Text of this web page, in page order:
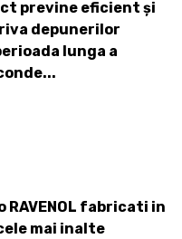
previne eficient și
depunerilor
lunga a
fabricati in
mai inalte